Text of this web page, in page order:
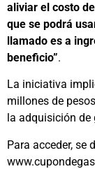
aliviar el costo
que se podrá
llamado es a
beneficio”.
La iniciativa
millones de
la adquisición de
Para acceder, se